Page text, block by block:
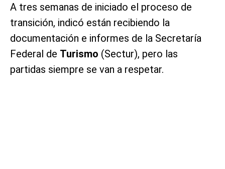
A tres semanas de iniciado el proceso de
transición, indicó están recibiendo la
documentación e informes de la Secretaría
Federal de Turismo (Sectur), pero las
partidas siempre se van a respetar.